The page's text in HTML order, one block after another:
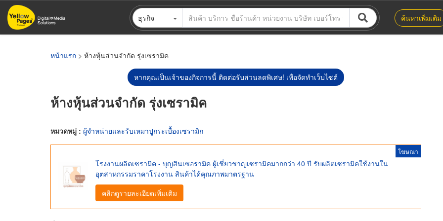
ข้าม
ไป
ธุรกิจ ค้นหาเพิ่มเติม
หน้าแรก > ห้างหุ้นส่วนจำกัด รุ่งเซรามิค
หากคุณเป็นเจ้าของกิจการนี้ ติดต่อรับส่วนลดพิเศษ! เพื่อจัดทำเว็บไซต์
ห้างหุ้นส่วนจำกัด รุ่งเซรามิค
หมวดหมู่ : ผู้จำหน่ายและรับเหมาปูกระเบื้องเซรามิก
โฆษณา
โรงงานผลิตเซรามิค - บุญสินเซอรามิค ผู้เชี่ยวชาญเซรามิคมากกว่า 40 ปี รับผลิตเซรามิคใช้งานใน
อุตสาหกรรมราคาโรงงาน สินค้าได้คุณภาพมาตรฐาน
คลิกดูรายละเอียดเพิ่มเติม